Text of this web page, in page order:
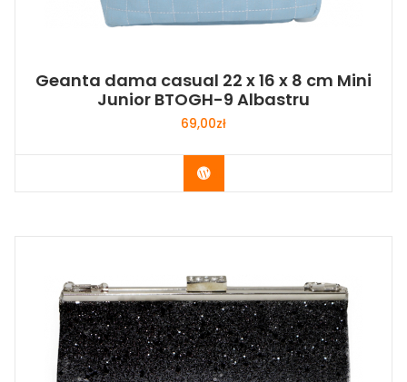
Geanta dama casual 22 x 16 x 8 cm Mini
Junior BTOGH-9 Albastru
69,00zł
Buy Now